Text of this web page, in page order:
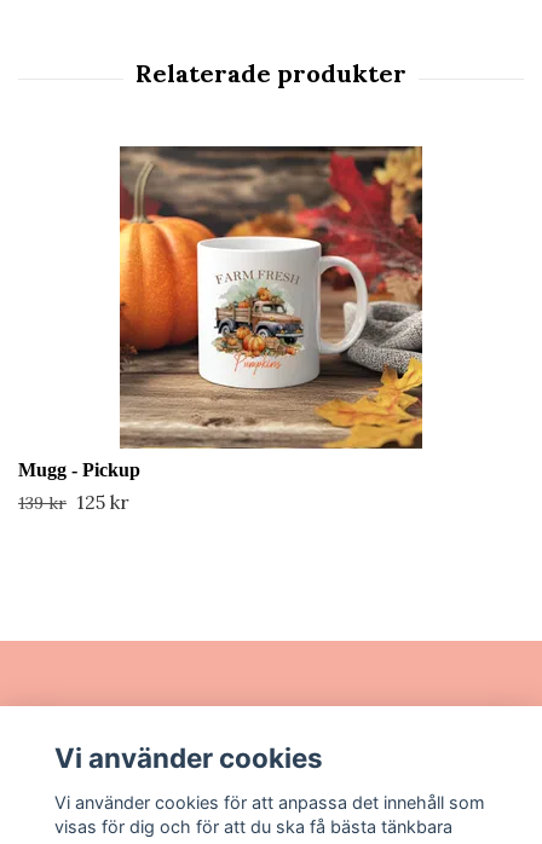
Mugg - Pickup
139 kr 125 kr
Sociala medier
Vi använder cookies
Vi använder cookies för att anpassa det innehåll som
visas för dig och för att du ska få bästa tänkbara